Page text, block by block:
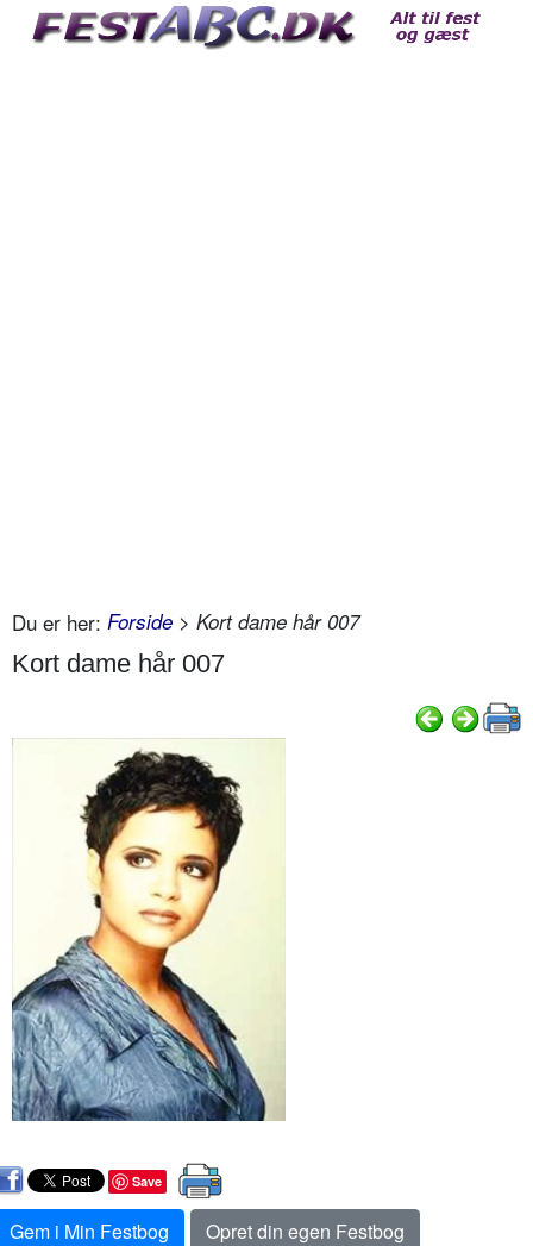
Du er her: Forside > Kort dame hår 007
Kort dame hår 007
Save
Gem i Min Festbog
Opret din egen Festbog